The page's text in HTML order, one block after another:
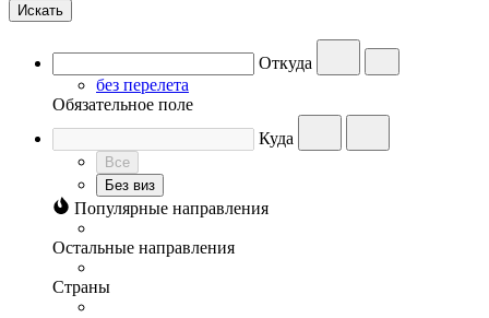
Искать
Откуда
без перелета
Обязательное поле
Куда
Все
Без виз
Популярные направления
Остальные направления
Страны